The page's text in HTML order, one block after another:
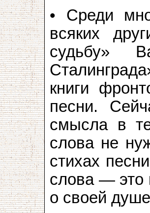
• Среди
всяких
судьбу»
книги
песни.
смысла в
слова не
стихах
слова — это
о своей